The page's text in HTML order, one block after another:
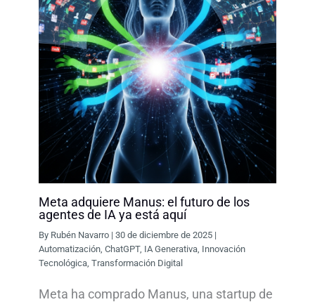
Meta adquiere Manus: el futuro de los
agentes de IA ya está aquí
By Rubén Navarro |30 de diciembre de 2025 |
Automatización,ChatGPT, IA Generativa, Innovación
Tecnológica,Transformación Digital
Meta ha comprado Manus, una startup de